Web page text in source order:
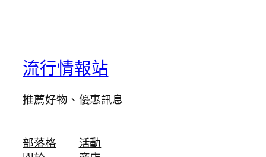
流行情報站
推薦好物、優惠訊息
部落格
活動